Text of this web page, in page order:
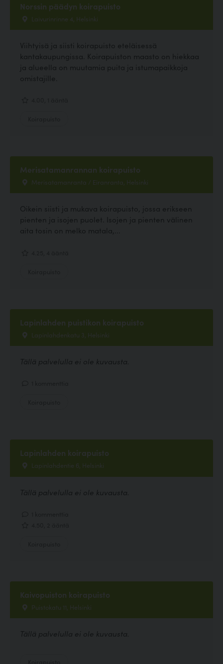
Norssin päädyn koirapuisto
Laivurinrinne 4, Helsinki
Viihtyisä ja siisti koirapuisto eteläisessä
kantakaupungissa. Koirapuiston maasto on hiekkaa
ja alueella on muutamia puita ja istumapaikkoja
omistajille.
Merisatamanrannan koirapuisto
Merisatamanranta / Eiranranta, Helsinki
Oikein siisti ja mukava koirapuisto, jossa erikseen
pienten ja isojen puolet. Isojen ja pienten välinen
aita tosin on melko matala,...
Lapinlahden puistikon koirapuisto
Lapinlahdenkatu 3, Helsinki
Tällä palvelulla ei ole kuvausta.
Lapinlahden koirapuisto
Lapinlahdentie 6, Helsinki
Tällä palvelulla ei ole kuvausta.
Kaivopuiston koirapuisto
Puistokatu 11, Helsinki
Tällä palvelulla ei ole kuvausta.